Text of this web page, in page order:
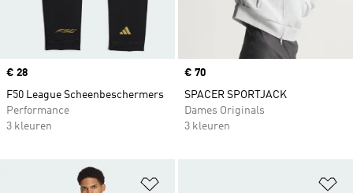
Price
€ 28
F50 League Scheenbeschermers
Performance
3 kleuren
Price
€ 70
SPACER SPORTJACK
Dames Originals
3 kleuren